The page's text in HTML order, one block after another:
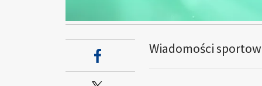
Wiadomości